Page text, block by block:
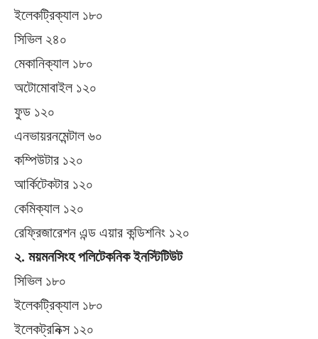
ইলেকট্রিক্যাল ১৮০
সিভিল ২৪০
মেকানিক্যাল ১৮০
অটোমোবাইল ১২০
ফুড ১২০
এনভায়রনমেন্টাল ৬০
কম্পিউটার ১২০
আর্কিটেকটার ১২০
কেমিক্যাল ১২০
রেফ্রিজারেশন এন্ড এয়ার কন্ডিশনিং ১২০
২. ময়মনসিংহ পলিটেকনিক ইনস্টিটিউট
সিভিল ১৮০
ইলেকট্রিক্যাল ১৮০
ইলেকট্রনিক্স ১২০